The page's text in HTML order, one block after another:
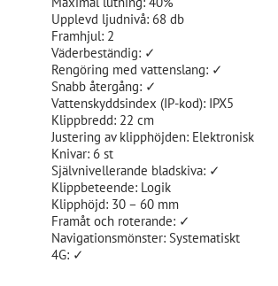
Upplevd ljudnivå: 68 db
Framhjul: 2
Väderbeständig: ✓
Rengöring med vattenslang: ✓
Snabb återgång: ✓
Vattenskyddsindex (IP-kod): IPX5
Klippbredd: 22 cm
Justering av klipphöjden: Elektronisk
Knivar: 6 st
Självnivellerande bladskiva: ✓
Klippbeteende: Logik
Klipphöjd: 30 – 60 mm
Framåt och roterande: ✓
Navigationsmönster: Systematiskt
4G: ✓